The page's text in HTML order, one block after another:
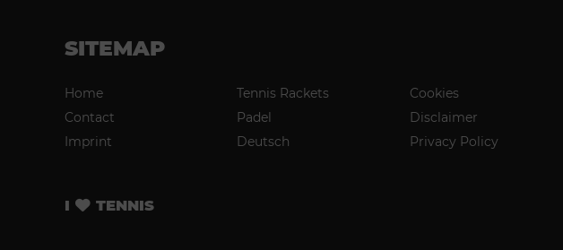
SITEMAP
Home Tennis Rackets
Cookies
Contact
Padel
Disclaimer
Imprint
Deutsch Privacy Policy
I TENNIS